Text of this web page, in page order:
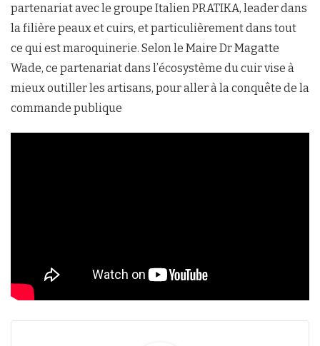
partenariat avec le groupe Italien PRATIKA, leader dans
la filière peaux et cuirs, et particulièrement dans tout
ce qui est maroquinerie. Selon le Maire Dr Magatte
Wade, ce partenariat dans l’écosystème du cuir vise à
mieux outiller les artisans, pour aller à la conquête de la
commande publique